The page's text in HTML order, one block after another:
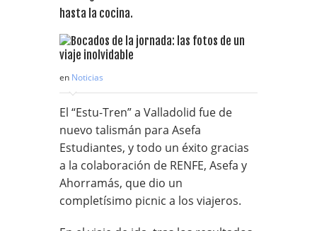
hasta la cocina.
en Noticias
El “Estu-Tren” a Valladolid fue de
nuevo talismán para Asefa
Estudiantes, y todo un éxito gracias
a la colaboración de RENFE, Asefa y
Ahorramás, que dio un
completísimo picnic a los viajeros.